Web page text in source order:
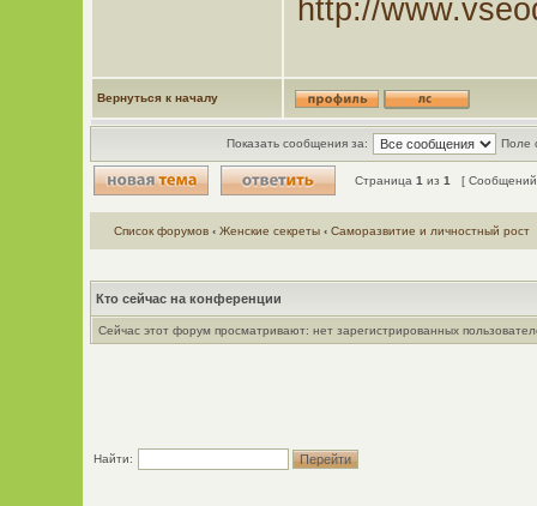
http://
Вернуться к началу
Показать сообщения за: Поле
Страница 1 из 1 [
Список форумов ‹ Женские секреты ‹ Саморазвитие и личностный рост
Кто сейчас на конференции
Сейчас этот форум просматривают: нет зарегистрированных
Найти: